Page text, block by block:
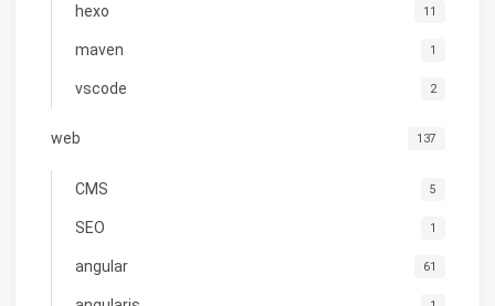
hexo 11
maven 1
vscode 2
web 137
CMS 5
SEO 1
angular 61